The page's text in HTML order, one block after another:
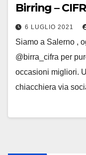
Birring –
6 LUGLIO 2021
Siamo a Salerno ,
@birra_cifra per
occasioni migliori.
chiacchiera via